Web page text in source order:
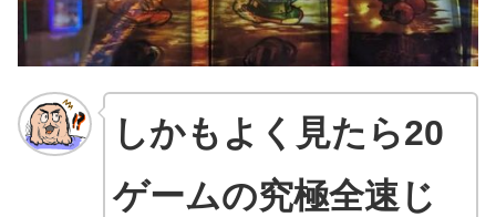
しかもよく見たら20
ゲームの究極全速じ